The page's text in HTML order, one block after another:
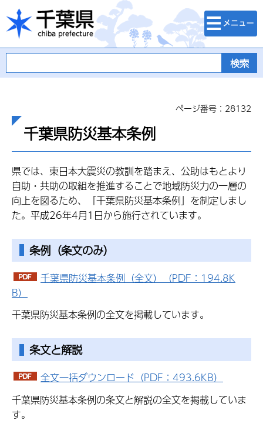
千葉県
検索・メニュ
ー
ページ番号：28132
千葉県防災基本条例
県では、東日本大震災の教訓を踏まえ、公助はもとより
自助・共助の取組を推進することで地域防災力の一層の
向上を図るため、「千葉県防災基本条例」を制定しまし
た。平成26年4月1日から施行されています。
条例（条文のみ）
千葉県防災基本条例（全文）（PDF：194.8K
B）
千葉県防災基本条例の全文を掲載しています。
条文と解説
全文一括ダウンロード（PDF：493.6KB）
千葉県防災基本条例の条文と解説の全文を掲載していま
す。